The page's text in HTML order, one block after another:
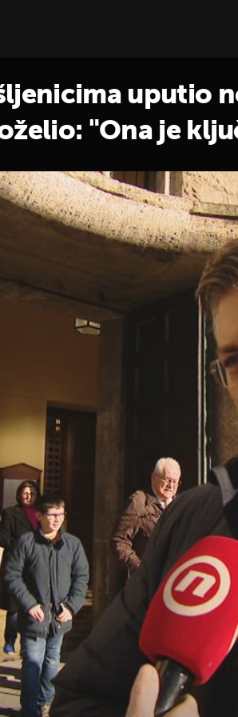
uputio
"Ona je
Otkrivena ilegalna pršutana
1000 pršuta, istražuje se gdje